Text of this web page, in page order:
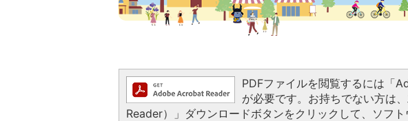
PDFファイルを閲覧するには「
が必要です。お持ちでない方は
Reader）」ダウンロードボタンをクリックして、ソフ